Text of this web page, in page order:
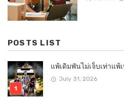
POSTS LIST
แพ้เดิมพันไม่เจ็บเท่าแพ้
July 31, 2026